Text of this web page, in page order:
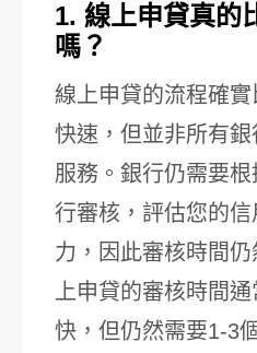
1. 線上申貸真的
嗎？
線上申貸的流程確
快速，但並非所有
服務。銀行仍需要
行審核，評估您的
力，因此審核時間
上申貸的審核時間
快，但仍然需要1-3